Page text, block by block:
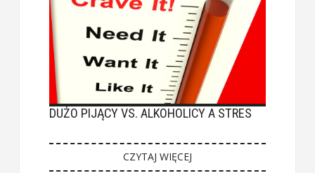
DUŻO PIJĄCY VS. ALKOHOLICY A STRES
CZYTAJ WIĘCEJ